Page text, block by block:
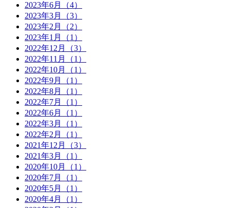
2023年6月（4）
2023年3月（3）
2023年2月（2）
2023年1月（1）
2022年12月（3）
2022年11月（1）
2022年10月（1）
2022年9月（1）
2022年8月（1）
2022年7月（1）
2022年6月（1）
2022年3月（1）
2022年2月（1）
2021年12月（3）
2021年3月（1）
2020年10月（1）
2020年7月（1）
2020年5月（1）
2020年4月（1）